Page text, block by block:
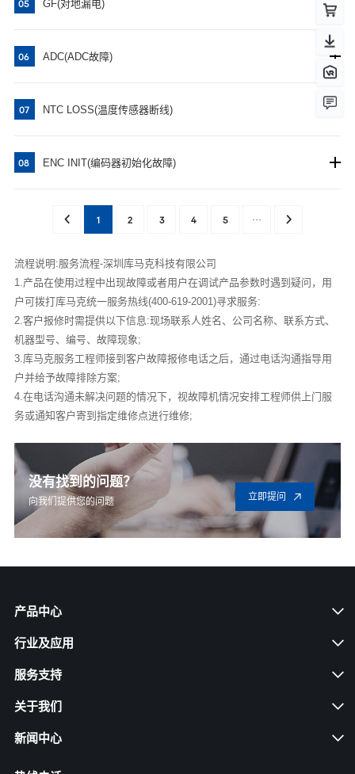
05 GF(对地漏电)
06 ADC(ADC故障)
07 NTC LOSS(温度传感器断线)
08 ENC INIT(编码器初始化故障)
1 2 3 4 5 ···
流程说明:服务流程-深圳库马克科技有限公司
1.产品在使用过程中出现故障或者用户在调试产品参数时遇到疑问，用
户可拨打库马克统一服务热线(400-619-2001)寻求服务:
2.客户报修时需提供以下信息:现场联系人姓名、公司名称、联系方式、
机器型号、编号、故障现象;
3.库马克服务工程师接到客户故障报修电话之后，通过电话沟通指导用
户并给予故障排除方案;
4.在电话沟通未解决问题的情况下，视故障机情况安排工程师供上门服
务或通知客户寄到指定维修点进行维修;
没有找到的问题？
向我们提供您的问题 立即提问
产品中心
行业及应用
服务支持
关于我们
新闻中心